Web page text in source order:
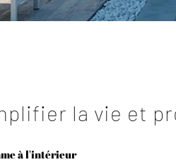
la vie et
à l'intérieur